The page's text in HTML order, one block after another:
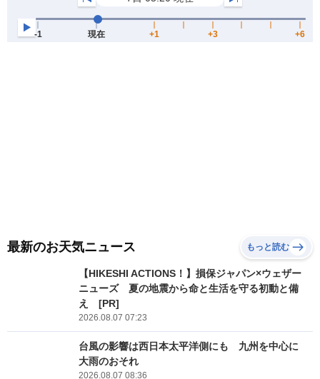
最新のお天気ニュース もっと読む
【HIKESHI ACTIONS！】損保ジャパン×ウェザー
ニューズ 夏の地震から命と生活を守る初動と備
え [PR]
2026.08.07 07:23
台風の影響は西日本太平洋側にも 九州を中心に
大雨のおそれ
2026.08.07 08:36